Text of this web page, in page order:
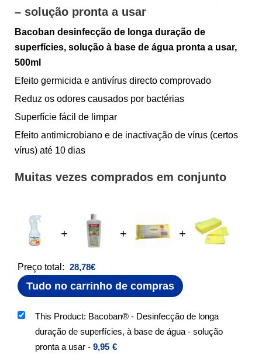
– solução pronta a usar
Bacoban desinfecção de longa duração de
superfícies, solução à base de água pronta a usar,
500ml
Efeito germicida e antivírus directo comprovado
Reduz os odores causados por bactérias
Superfície fácil de limpar
Efeito antimicrobiano e de inactivação de vírus (certos
vírus) até 10 dias
Muitas vezes comprados em conjunto
+ + +
Preço total: 28,78€
Tudo no carrinho de compras
This Product: Bacoban® - Desinfecção de longa
duração de superfícies, à base de água - solução
pronta a usar - 9,95 €